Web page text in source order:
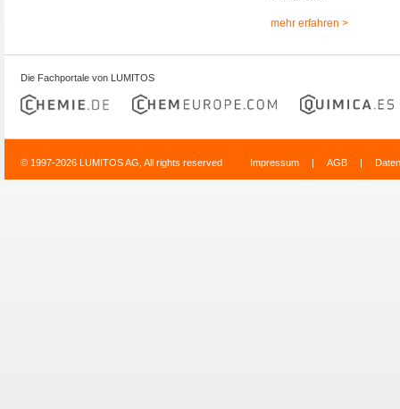
mehr erfahren >
Die Fachportale von LUMITOS
© 1997-2026 LUMITOS AG, All rights reserved Impressum | AGB |